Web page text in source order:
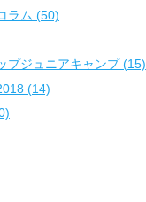
ラム (50)
プジュニアキャンプ (15)
(14)